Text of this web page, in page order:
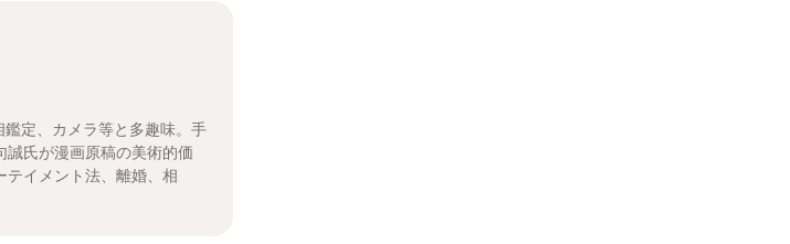
定、カメラ等と多趣味。手
氏が漫画原稿の美術的価
イメント法、離婚、相